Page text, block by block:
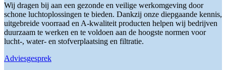
Wij dragen bij aan een gezonde en veilige werkomgeving door
schone luchtoplossingen te bieden. Dankzij onze diepgaande kennis,
uitgebreide voorraad en A-kwaliteit producten helpen wij bedrijven
duurzaam te werken en te voldoen aan de hoogste normen voor
lucht-, water- en stofverplaatsing en filtratie.
Adviesgesprek